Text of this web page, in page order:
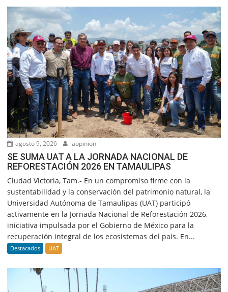
agosto 9, 2026 laopinion
SE SUMA UAT A LA JORNADA NACIONAL DE
REFORESTACIÓN 2026 EN TAMAULIPAS
Ciudad Victoria, Tam.- En un compromiso firme con la
sustentabilidad y la conservación del patrimonio natural, la
Universidad Autónoma de Tamaulipas (UAT) participó
activamente en la Jornada Nacional de Reforestación 2026,
iniciativa impulsada por el Gobierno de México para la
recuperación integral de los ecosistemas del país. En...
Destacados UAT